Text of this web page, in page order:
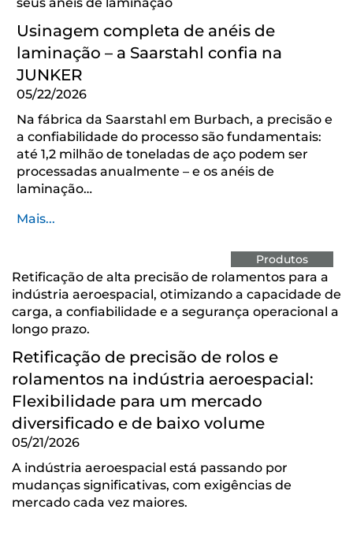
Usinagem completa de anéis de
laminação – a Saarstahl confia na
JUNKER
05/22/2026
Na fábrica da Saarstahl em Burbach, a precisão e
a confiabilidade do processo são fundamentais:
até 1,2 milhão de toneladas de aço podem ser
processadas anualmente – e os anéis de
laminação…
Mais...
Produtos
Retificação de alta precisão de rolamentos para a
indústria aeroespacial, otimizando a capacidade de
carga, a confiabilidade e a segurança operacional a
longo prazo.
Retificação de precisão de rolos e
rolamentos na indústria aeroespacial:
Flexibilidade para um mercado
diversificado e de baixo volume
05/21/2026
A indústria aeroespacial está passando por
mudanças significativas, com exigências de
mercado cada vez maiores.